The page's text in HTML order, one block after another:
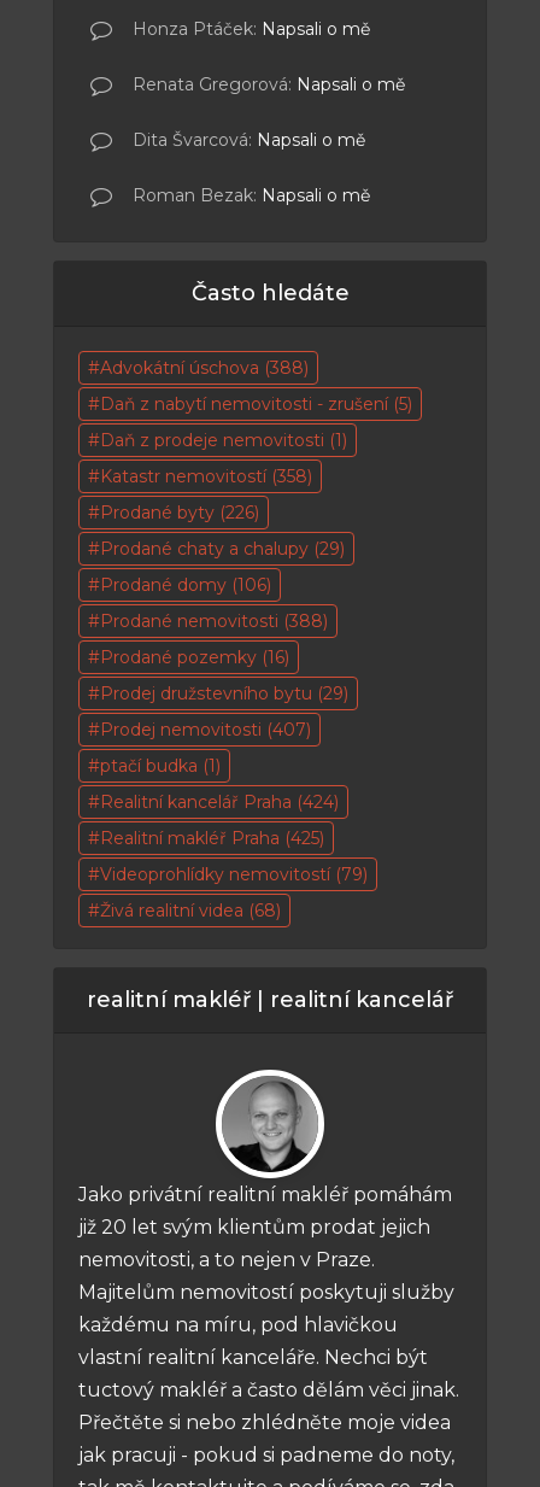
Honza Ptáček: Napsali o mě
Renata Gregorová: Napsali o mě
Dita Švarcová: Napsali o mě
Roman Bezak: Napsali o mě
Často hledáte
Advokátní úschova (388)
Daň z nabytí nemovitosti - zrušení(5)
Daň z prodeje nemovitosti (1)
Katastr nemovitostí(358)
Prodané byty (226)
Prodané chaty a chalupy (29)
Prodané domy (106)
Prodané nemovitosti (388)
Prodané pozemky (16)
Prodej družstevního bytu (29)
Prodej nemovitosti (407)
ptačí budka (1)
Realitní kancelář Praha (424)
Realitní makléř Praha (425)
Videoprohlídky nemovitostí(79)
Živá realitní videa (68)
realitní makléř | realitní kancelář
Jako privátní realitní makléř pomáhám
již 20 let svým klientům prodat jejich
nemovitosti, a to nejen v Praze.
Majitelům nemovitostí poskytuji služby
každému na míru, pod hlavičkou
vlastní realitní kanceláře. Nechci být
tuctový makléř a často dělám věci jinak.
Přečtěte si nebo zhlédněte moje videa
jak pracuji - pokud si padneme do noty,